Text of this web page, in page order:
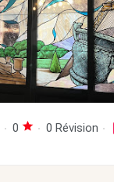
0 0 Révision